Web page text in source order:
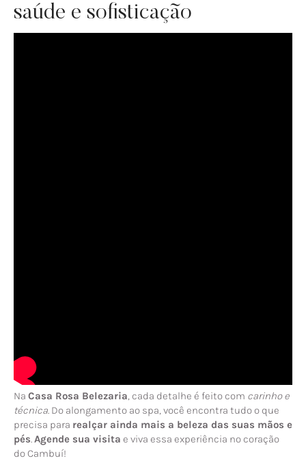
saúde e sofisticação
Na Casa Rosa Belezaria, cada detalhe é feito com carinho e
técnica. Do alongamento ao spa, você encontra tudo o que
precisa para realçar ainda mais a beleza das suas mãos e
pés.Agende sua visita e viva essa experiência no coração
do Cambuí!